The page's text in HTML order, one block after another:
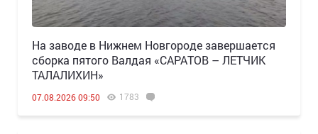
Н️а заводе в Нижнем Новгороде завершается
сборка пятого Валдая «САРАТОВ – ЛЕТЧИК
ТАЛАЛИХИН»
07.08.2026 09:50 1783